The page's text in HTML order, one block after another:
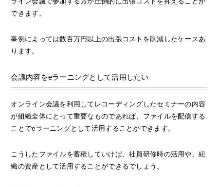
できます。
事例によっては数百万円以上の出張コストを削減したケースあ
ります。
会議内容をeラーニングとして活用したい
オンライン会議を利用してレコーディングしたセミナーの内容
が組織全体にとって重要なものであれば、ファイルを配信する
ことでeラーニングとして活用することができます。
こうしたファイルを蓄積していけば、社員研修時の活用や、組
織の資産として活用することができるでしょう。